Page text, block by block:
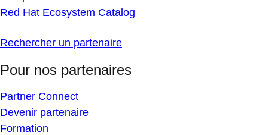
Red Hat Ecosystem Catalog
Rechercher un partenaire
Pour nos partenaires
Partner Connect
Devenir partenaire
Formation